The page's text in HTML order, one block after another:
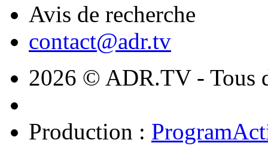
Avis de recherche
contact@adr.tv
2026 © ADR.TV - Tous
Production :